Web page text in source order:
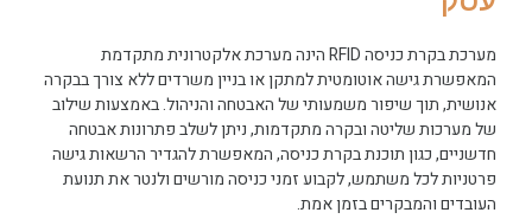
מערכת בקרת כניסה RFID הינה מערכת אלקטרונית מתקדמת
המאפשרת גישה אוטומטית למתקן או בניין משרדים ללא צורך בבקרה
אנושית, תוך שיפור משמעותי של האבטחה והניהול. באמצעות שילוב
של מערכות שליטה ובקרה מתקדמות, ניתן לשלב פתרונות אבטחה
חדשניים, כגון תוכנת בקרת כניסה, המאפשרת להגדיר הרשאות גישה
פרטניות לכל משתמש, לקבוע זמני כניסה מורשים ולנטר את תנועת
העובדים והמבקרים בזמן אמת.